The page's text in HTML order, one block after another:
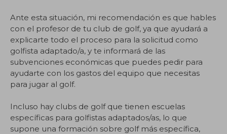
Ante esta situación, mi recomendación es que hables
con el profesor de tu club de golf, ya que ayudará a
explicarte todo el proceso para la solicitud como
golfista adaptado/a, y te informará de las
subvenciones económicas que puedes pedir para
ayudarte con los gastos del equipo que necesitas
para jugar al golf.
Incluso hay clubs de golf que tienen escuelas
específicas para golfistas adaptados/as, lo que
supone una formación sobre golf más específica,